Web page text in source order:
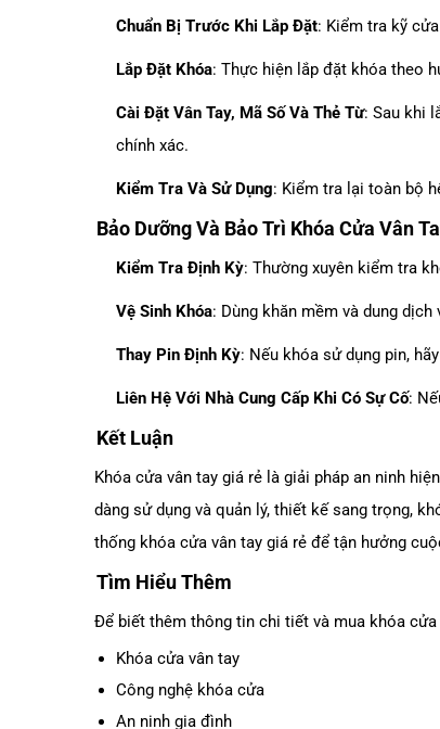
Chuẩn Bị Trước Khi Lắp Đặt: Kiểm tra kỹ
Lắp Đặt Khóa: Thực hiện lắp đặt khóa theo
Cài Đặt Vân Tay, Mã Số Và Thẻ Từ: Sau khi
chính xác.
Kiểm Tra Và Sử Dụng: Kiểm tra lại toàn bộ
Bảo Dưỡng Và Bảo Trì Khóa Cửa Vân
Kiểm Tra Định Kỳ: Thường xuyên kiểm tra
Vệ Sinh Khóa: Dùng khăn mềm và dung
Thay Pin Định Kỳ: Nếu khóa sử dụng pin,
Liên Hệ Với Nhà Cung Cấp Khi Có Sự Cố:
Kết Luận
Khóa cửa vân tay giá rẻ là giải pháp an ninh
dàng sử dụng và quản lý, thiết kế sang trọng,
thống khóa cửa vân tay giá rẻ để tận hưởng
Tìm Hiểu Thêm
Để biết thêm thông tin chi tiết và mua khóa
Khóa cửa vân tay
Công nghệ khóa cửa
An ninh gia đình